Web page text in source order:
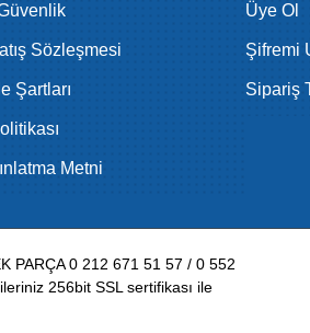
Sözleşmesi
Şartları
Metni
Üye Ol
Şifremi
Sipariş
PARÇA 0 212 671 51 57 / 0 552
256bit SSL sertifikası ile